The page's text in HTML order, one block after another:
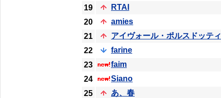
19
RTAI
20
amies
21
アイヴォール・ポルスドッテ
22
farine
23
faim
24
Siano
25
あ、春